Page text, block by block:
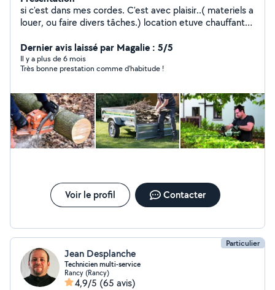
si c'est dans mes cordes. C'est avec plaisir..( materiels a
louer, ou faire divers tâches.) location etuve chauffante,
Dernier avis laissé par Magalie : 5/5
Il y a plus de 6 mois
Très bonne prestation comme d'habitude !
Voir le profil Contacter
Particulier
Jean Desplanche
Technicien multi-service
Rancy (Rancy)
4,9/5 (65 avis)